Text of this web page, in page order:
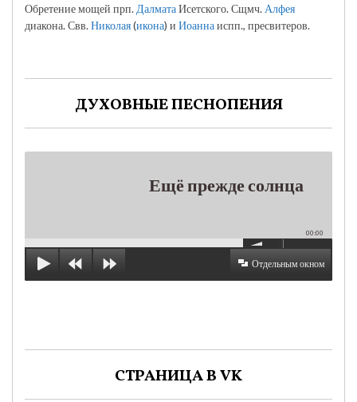
Обретение мощей прп.ДалматаИсетского. Сщмч.Алфея
диакона. Свв.Николая(икона) и Иоаннаиспп., пресвитеров.
ДУХОВНЫЕ ПЕСНОПЕНИЯ
Ещё прежде солнца
00:00
Отдельным окном
СТРАНИЦА В VK